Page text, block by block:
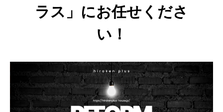
ラス」にお任せくださ
い！